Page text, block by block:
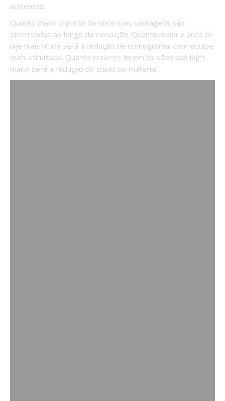
acidentes.
Quanto maior o porte da obra mais vantagens são
observadas ao longo da execução. Quanto maior a área de
laje mais nítida será a redução de cronograma, com equipe
mais otimizada. Quanto maiores forem os vãos das lajes
maior será a redução do custo do material.